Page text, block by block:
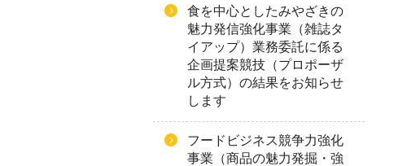
食を中心としたみやざきの
魅力発信強化事業（雑誌タ
イアップ）業務委託に係る
企画提案競技（プロポーザ
ル方式）の結果をお知らせ
します
フードビジネス競争力強化
事業（商品の魅力発掘・強